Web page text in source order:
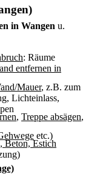
in Wangen u.
: Räume
entfernen in
Mauer, z.B. zum
Lichteinlass,
, Treppe absägen,
etc.)
Beton, Estich